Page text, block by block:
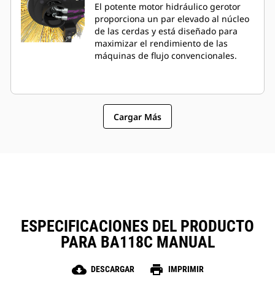
El potente motor hidráulico gerotor
proporciona un par elevado al núcleo
de las cerdas y está diseñado para
maximizar el rendimiento de las
máquinas de flujo convencionales.
Cargar Más
ESPECIFICACIONES DEL PRODUCTO
PARA BA118C MANUAL
cloud_download DESCARGAR print IMPRIMIR